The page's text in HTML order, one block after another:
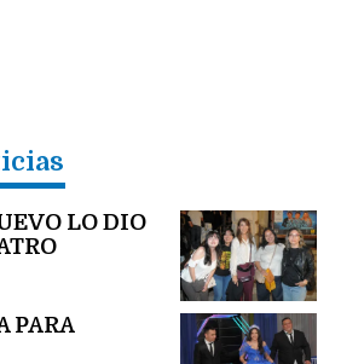
LO DIO
PARA